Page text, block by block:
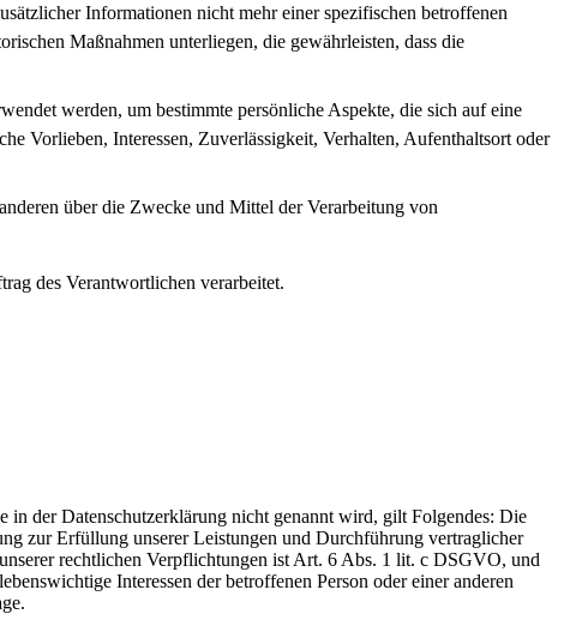
Informationen nicht mehr einer spezifischen betroffenen
Maßnahmen unterliegen, die gewährleisten, dass die
werden, um bestimmte persönliche Aspekte, die sich auf eine
Vorlieben, Interessen, Zuverlässigkeit, Verhalten, Aufenthaltsort oder
über die Zwecke und Mittel der Verarbeitung von
des Verantwortlichen verarbeitet.
der Datenschutzerklärung nicht genannt wird, gilt Folgendes: Die
zur Erfüllung unserer Leistungen und Durchführung vertraglicher
rechtlichen Verpflichtungen ist Art. 6 Abs. 1 lit. c DSGVO, und
Interessen der betroffenen Person oder einer anderen